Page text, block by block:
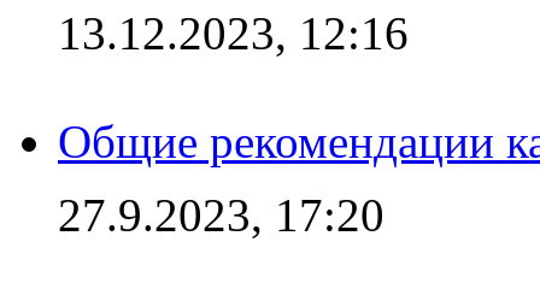
13.12.2023, 12:16
Общие рекомендации
27.9.2023, 17:20